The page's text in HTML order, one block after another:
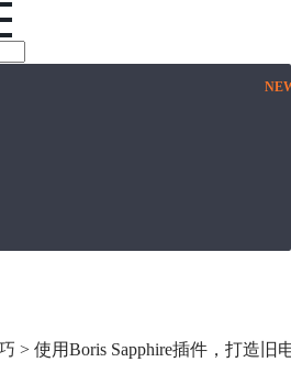
> 使用Boris Sapphire插件，打造旧